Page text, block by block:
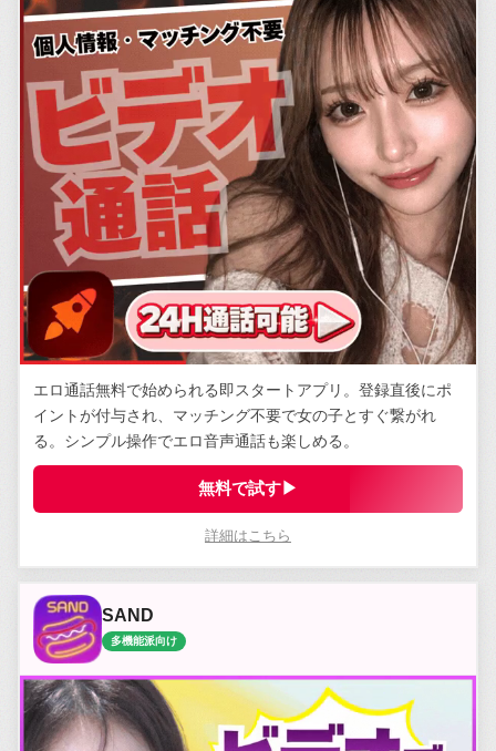
エロ通話無料で始められる即スタートアプリ。登録直後にポ
イントが付与され、マッチング不要で女の子とすぐ繋がれ
る。シンプル操作でエロ音声通話も楽しめる。
無料で試す▶
詳細はこちら
SAND
多機能派向け